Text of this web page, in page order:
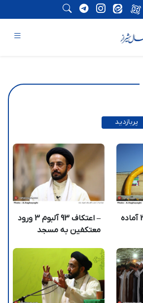
پربازدید
– اعتکاف 93 آلبوم 2 آماده
– اعتکاف 93 آلبوم 3 ورود
معتکفین به مسجد